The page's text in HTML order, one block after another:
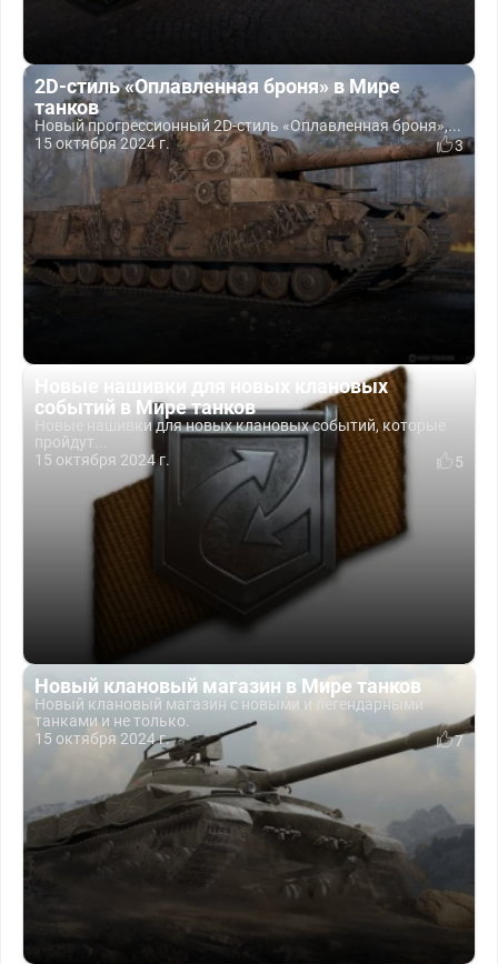
2D-стиль «Оплавленная броня» в Мире
танков
Новый прогрессионный 2D-стиль «Оплавленная броня»,...
15 октября 2024 г.
3
Новые нашивки для новых клановых
событий в Мире танков
Новые нашивки для новых клановых событий, которые
пройдут...
15 октября 2024 г.
5
Новый клановый магазин в Мире танков
Новый клановый магазин с новыми и легендарными
танками и не только.
15 октября 2024 г.
7